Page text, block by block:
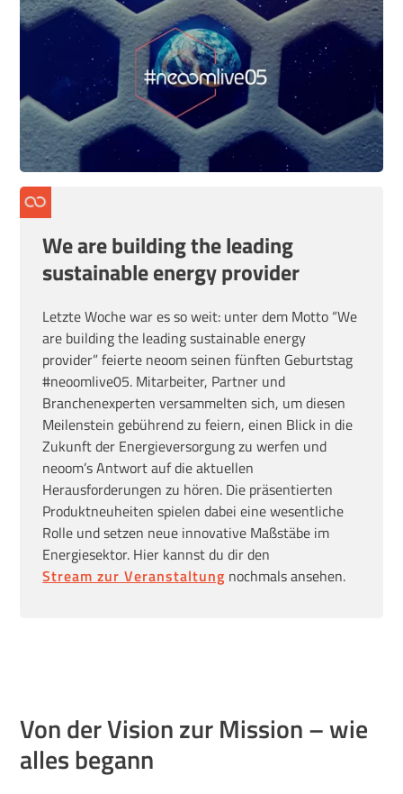
We are building the leading
sustainable energy provider
Letzte Woche war es so weit: unter dem Motto “We
are building the leading sustainable energy
provider” feierte neoom seinen fünften Geburtstag
#neoomlive05. Mitarbeiter, Partner und
Branchenexperten versammelten sich, um diesen
Meilenstein gebührend zu feiern, einen Blick in die
Zukunft der Energieversorgung zu werfen und
neoom’s Antwort auf die aktuellen
Herausforderungen zu hören. Die präsentierten
Produktneuheiten spielen dabei eine wesentliche
Rolle und setzen neue innovative Maßstäbe im
Energiesektor. Hier kannst du dir den
Stream zur Veranstaltung nochmals ansehen.
Von der Vision zur Mission – wie
alles begann